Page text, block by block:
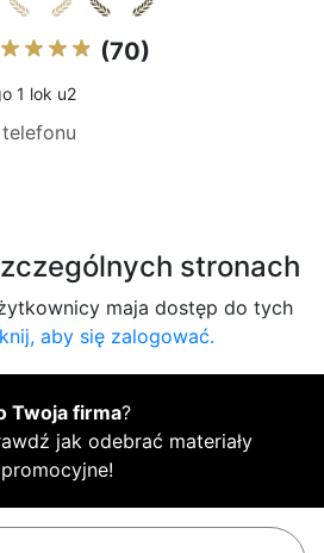
(70)
1 lok u2
stronach
maja dostęp do tych
aby się zalogować.
Twoja firma?
jak odebrać materiały
promocyjne!